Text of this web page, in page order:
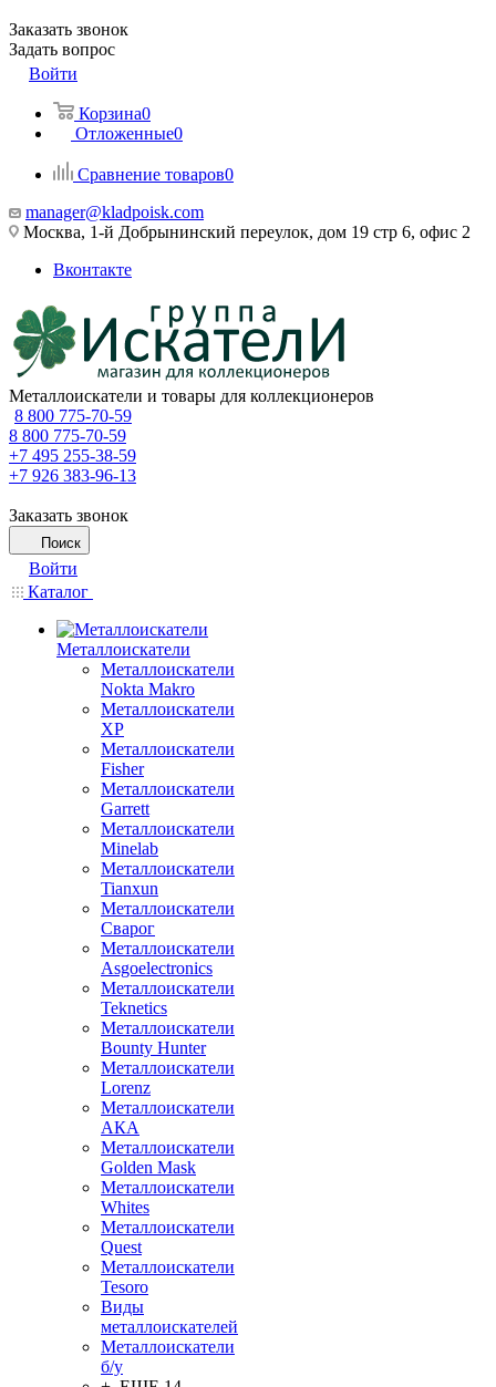
Заказать звонок
Задать вопрос
Войти
Корзина0
Отложенные0
Сравнение товаров0
manager@kladpoisk.com
Москва, 1-й Добрынинский переулок, дом 19 стр 6, офис 2
Вконтакте
Металлоискатели и товары для коллекционеров
8 800 775-70-59
8 800 775-70-59
+7 495 255-38-59
+7 926 383-96-13
Заказать звонок
Поиск
Войти
Каталог
Металлоискатели
Металлоискатели
Nokta Makro
Металлоискатели
XP
Металлоискатели
Fisher
Металлоискатели
Garrett
Металлоискатели
Minelab
Металлоискатели
Tianxun
Металлоискатели
Сварог
Металлоискатели
Asgoelectronics
Металлоискатели
Teknetics
Металлоискатели
Bounty Hunter
Металлоискатели
Lorenz
Металлоискатели
АКА
Металлоискатели
Golden Mask
Металлоискатели
Whites
Металлоискатели
Quest
Металлоискатели
Tesoro
Виды
металлоискателей
Металлоискатели
б/у